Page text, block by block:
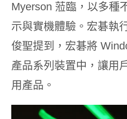
Myerson 蒞臨，以多種
示與實機體驗。宏碁執
俊聖提到，宏碁將
產品系列裝置中，讓用
用產品。